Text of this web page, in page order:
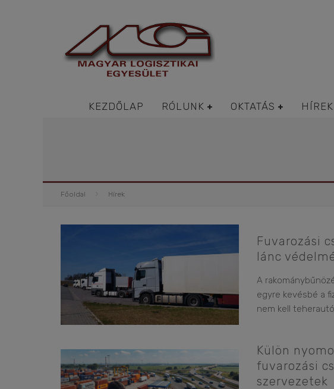
KEZDŐLAP RÓLUNK OKTATÁS HÍREK
Főoldal Hírek
Fuvarozási
lánc
A
egyre kevésbé a
nem kell
Külön
fuvarozási
szervezetek